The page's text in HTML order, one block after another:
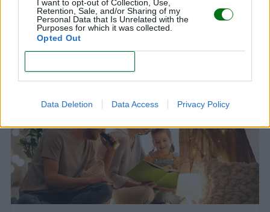
I want to opt-out of Collection, Use,
Retention, Sale, and/or Sharing of my
Personal Data that Is Unrelated with the
Purposes for which it was collected.
Opted Out
Data Deletion Data Access Privacy Policy
Lucía, mi pediatra: "Los libros son una
herramienta maravillosa para educar a los niños"